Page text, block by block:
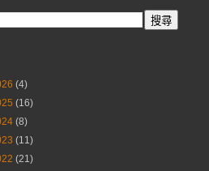
(4)
(16)
(8)
(11)
(21)